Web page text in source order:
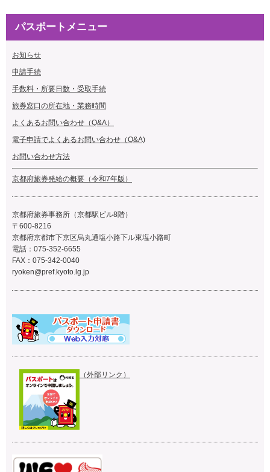
パスポートメニュー
お知らせ
申請手続
手数料・所要日数・受取手続
旅券窓口の所在地・業務時間
よくあるお問い合わせ（Q&A）
電子申請でよくあるお問い合わせ（Q&A)
お問い合わせ方法
京都府旅券発給の概要（令和7年版）
京都府旅券事務所（京都駅ビル8階）
〒600-8216
京都府京都市下京区烏丸通塩小路下ル東塩小路町
電話：075-352-6655
FAX：075-342-0040
ryoken@pref.kyoto.lg.jp
（外部リンク）